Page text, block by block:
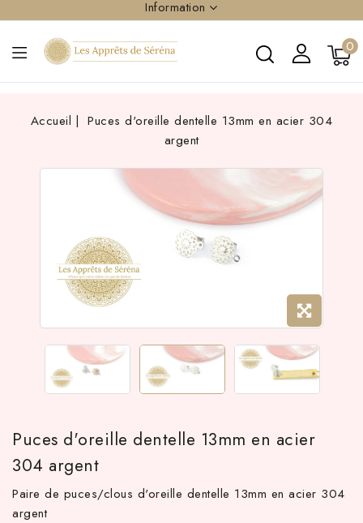
Information
0
Accueil
Puces d'oreille dentelle 13mm en acier 304
argent
Puces d'oreille dentelle 13mm en acier
304 argent
Paire de puces/clous d'oreille dentelle 13mm en acier 304
argent